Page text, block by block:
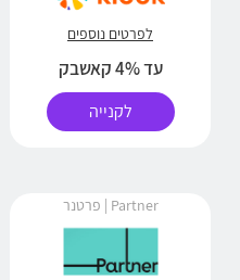
לפרטים נוספים
עד 4% קאשבק
לקנייה
Partner | פרטנר